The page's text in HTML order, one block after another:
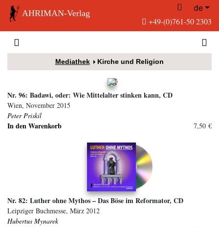
AHRIMAN-Verlag
de
+49-(0)761-50 2303
Mediathek Kirche und Religion
Nr. 96: Badawi, oder: Wie Mittelalter stinken kann, CD
Wien, November 2015
Peter Priskil
In den Warenkorb 7,50 €
Nr. 82: Luther ohne Mythos – Das Böse im Reformator, CD
Leipziger Buchmesse, März 2012
Hubertus Mynarek